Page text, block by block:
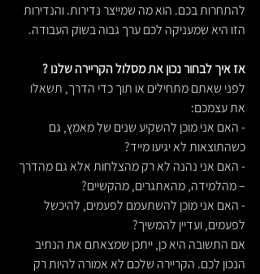
להתחרות בכם. הוא מה שמייצר נדירות. והנדירות
הזו היא שמעניקה לכם ערך גבוה בשוק העבודה.
אז איך לבחור נכון את מסלול הקריירה שלנו ?
לפני שאתם מתחילים או תוך כדי הדרך, תשאלו
את עצמכם:
- האם אני מוכן להשקיע שנים של מאמץ, גם
כשהתוצאות לא יגיעו מייד?
- האם אני נהנה לא רק מהצלחות אלא גם מהדרך
– מהלמידה, מהאתגרים, מהקשיים?
- האם אני מוכן להשתעמם לפעמים, להיכשל
לפעמים, ועדיין להמשיך?
אם התשובה היא כן, ייתכן שמצאתם את הנתיב
הנכון לכם. הקריירה שלכם לא אמורה להיות רק